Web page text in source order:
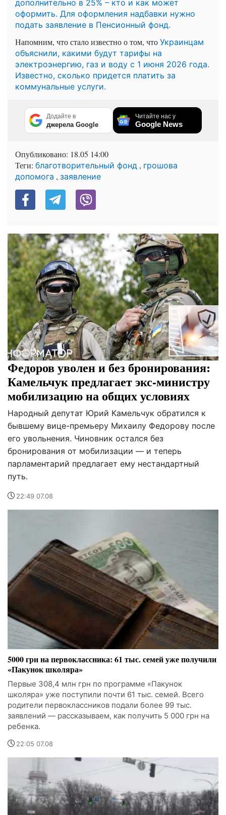
дополнительно в 25% – кто и как может
оформить. Для оформления надбавки нужно
подать заявление в Пенсионный фонд.
Напомним, что стало известно о том, что Украинцам
объяснили, какими будут тарифы на
электроэнергию, газ и воду с 1 июня 2026 года.
Известно, сколько придется платить за
коммунальные услуги.
Додайте в
джерела Google
Читайте нас у
Google News
Опубликовано: 18.05 14:00
Теги: благотворительный фонд , грошова
допомога , заявление
Федоров уволен и без бронирования:
Камельчук предлагает экс-министру
мобилизацию на общих условиях
Народный депутат Юрий Камельчук обратился к
бывшему вице-премьеру Михаилу Федорову после
его увольнения. Чиновник остался без
бронирования от мобилизации — и теперь
парламентарий предлагает ему нестандартный
путь.
22:49 07.08
5000 грн на первоклассника: 61 тыс. семей уже получили
«Пакунок школяра»
Первые 308,4 млн грн по программе «Пакунок
школяра» уже поступили почти 61 тыс. семей. Всего
родители первоклассников подали более 99 тыс.
заявлений — рассказываем, как получить 5 000 грн на
ребенка.
22:05 07.08